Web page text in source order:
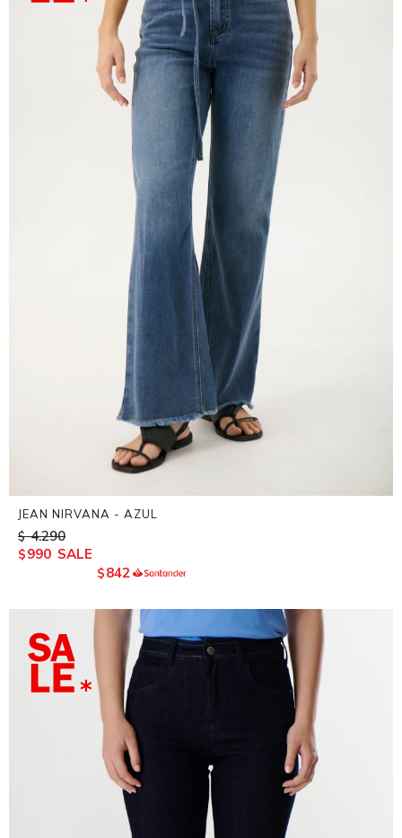
JEAN NIRVANA - AZUL
$ 4.290
$990
$842